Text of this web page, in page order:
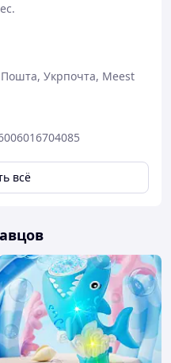
Укрпочта, Meest
всё